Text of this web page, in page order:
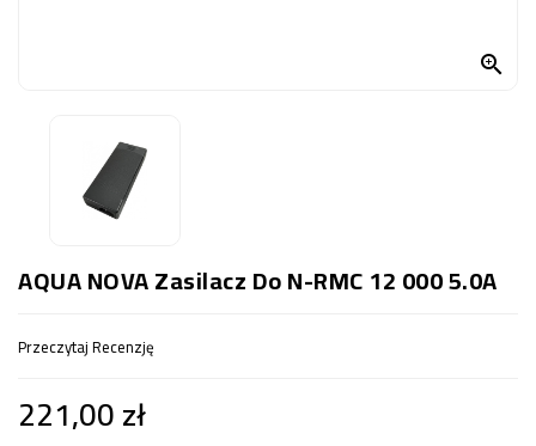

AQUA NOVA Zasilacz Do N-RMC 12 000 5.0A
Przeczytaj Recenzję
221,00 zł